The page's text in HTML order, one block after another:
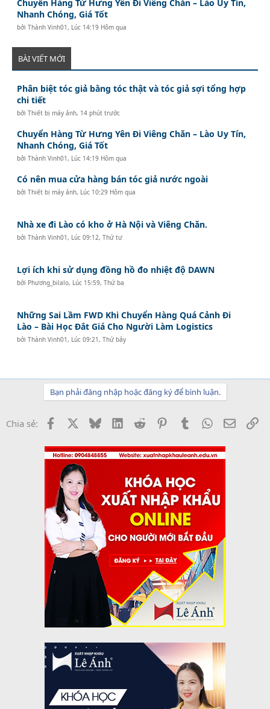
Chuyển Hàng Từ Hưng Yên Đi Viêng Chăn – Lào Uy Tín,
Nhanh Chóng, Giá Tốt
bởiThành Vinh01, Lúc 14:19 Hôm qua
BÀI VIẾT MỚI
Phân biệt tóc giả bằng tóc thật và tóc giả sợi tổng hợp
chi tiết
bởiThiết bị máy ảnh, 14 phút trước
Chuyển Hàng Từ Hưng Yên Đi Viêng Chăn – Lào Uy Tín,
Nhanh Chóng, Giá Tốt
bởiThành Vinh01, Lúc 14:19 Hôm qua
Có nên mua cửa hàng bán tóc giả nước ngoài
bởiThiết bị máy ảnh, Lúc 10:29 Hôm qua
Nhà xe đi Lào có kho ở Hà Nội và Viêng Chăn.
bởiThành Vinh01, Lúc 09:12, Thứ tư
Lợi ích khi sử dụng đồng hồ đo nhiệt độ DAWN
bởi Phương_bilalo, Lúc 15:59, Thứ ba
Những Sai Lầm FWD Khi Chuyển Hàng Quá Cảnh Đi
Lào – Bài Học Đắt Giá Cho Người Làm Logistics
bởiThành Vinh01, Lúc 09:21, Thứ bảy
Bạn phải đăng nhập hoặc đăng ký để bình luận.
Chia sẻ: Facebook BlueskyLinkedInReddit PinterestTumblrWhatsApp
Email